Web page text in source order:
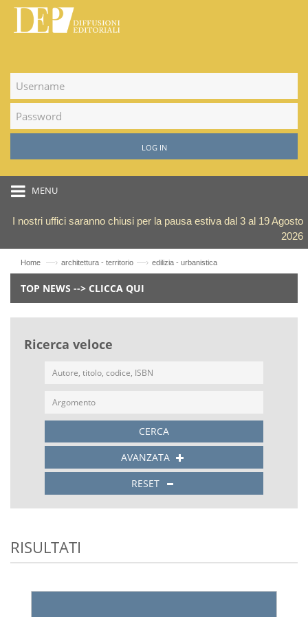
LOG IN
MENU
I nostri uffici saranno chiusi per la pausa estiva dal 3 al 19 Agosto
2026
Home —› architettura - territorio —› edilizia - urbanistica
TOP NEWS --> CLICCA QUI
Ricerca veloce
CERCA
AVANZATA
RESET
RISULTATI